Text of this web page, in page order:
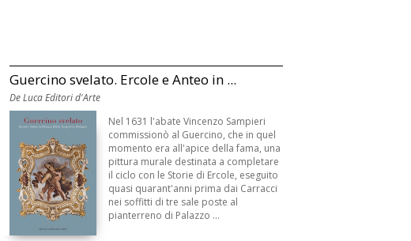
Guercino svelato. Ercole e Anteo in ...
De Luca Editori d'Arte
Nel 1631 l'abate Vincenzo Sampieri
commissionò al Guercino, che in quel
momento era all'apice della fama, una
pittura murale destinata a completare
il ciclo con le Storie di Ercole, eseguito
quasi quarant'anni prima dai Carracci
nei soffitti di tre sale poste al
pianterreno di Palazzo ...